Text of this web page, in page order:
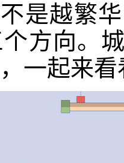
是越繁
方向。
一起来看